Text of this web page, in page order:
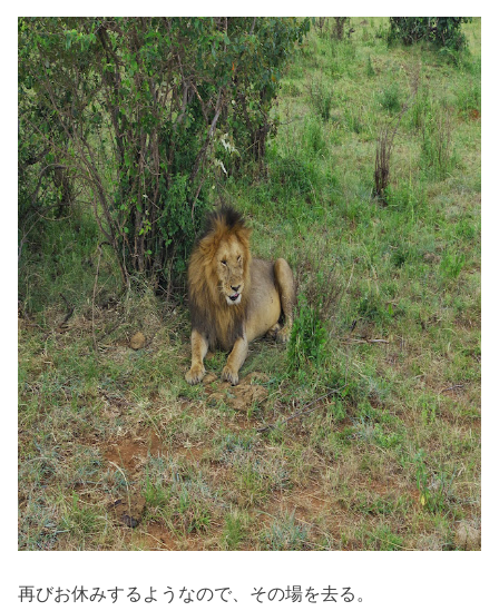
再びお休みするようなので、その場を去る。